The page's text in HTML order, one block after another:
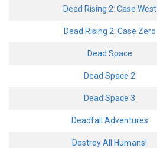
Dead Rising 2: Case West
Dead Rising 2: Case Zero
Dead Space
Dead Space 2
Dead Space 3
Deadfall Adventures
Destroy All Humans!